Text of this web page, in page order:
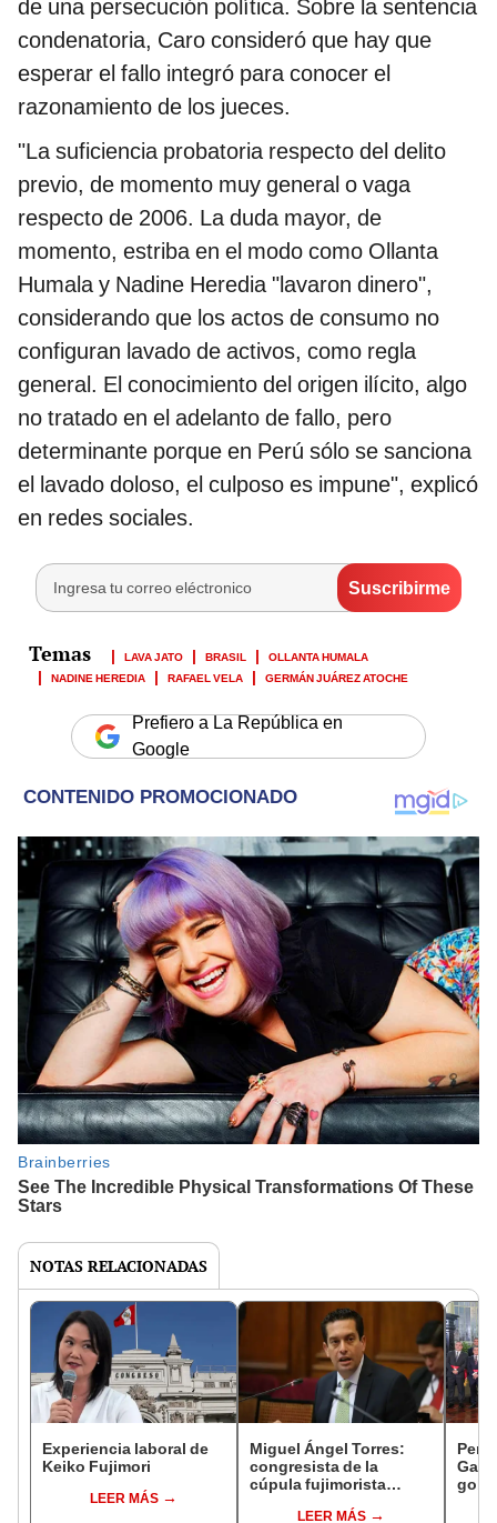
de una persecución política. Sobre la sentencia
condenatoria, Caro consideró que hay que
esperar el fallo integró para conocer el
razonamiento de los jueces.
"La suficiencia probatoria respecto del delito
previo, de momento muy general o vaga
respecto de 2006. La duda mayor, de
momento, estriba en el modo como Ollanta
Humala y Nadine Heredia "lavaron dinero",
considerando que los actos de consumo no
configuran lavado de activos, como regla
general. El conocimiento del origen ilícito, algo
no tratado en el adelanto de fallo, pero
determinante porque en Perú sólo se sanciona
el lavado doloso, el culposo es impune", explicó
en redes sociales.
LAVA JATO BRASIL
OLLANTA HUMALA
NADINE HEREDIA
RAFAEL VELA GERMÁN JUÁREZ ATOCHE
Prefiero a La República en
Google
NOTAS RELACIONADAS
Experiencia laboral de
Keiko Fujimori
LEER MÁS
Miguel Ángel Torres:
congresista de la
cúpula fujimorista
LEER MÁS